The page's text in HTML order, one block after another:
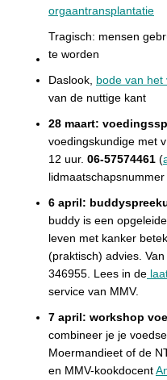
orgaantransplantatie
Tragisch: mensen
te worden
Daslook, bode van het
van de nuttige kant
28 maart:
voedingskundige met
12 uur. 06-57574461 (
6 april:
buddy is een
leven met kanker
(praktisch) advies.
346955. Lees in de
service van MMV.
7 april: workshop
combineer je je
Moermandieet of de
en MMV-kookdocent